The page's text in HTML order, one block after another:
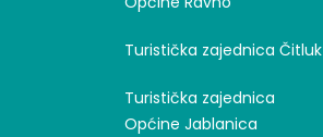
Turistička zajednica Čitluk
Turistička zajednica
Općine Jablanica